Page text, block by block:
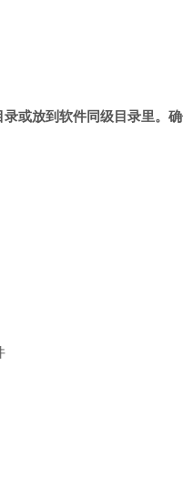
或放到软件同级目录里。